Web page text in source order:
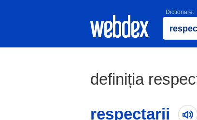
Dictionare:
definiția
respectarii